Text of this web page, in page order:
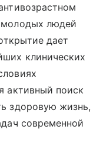
людей
дает
клинических
активный поиск
здоровую жизнь,
современной